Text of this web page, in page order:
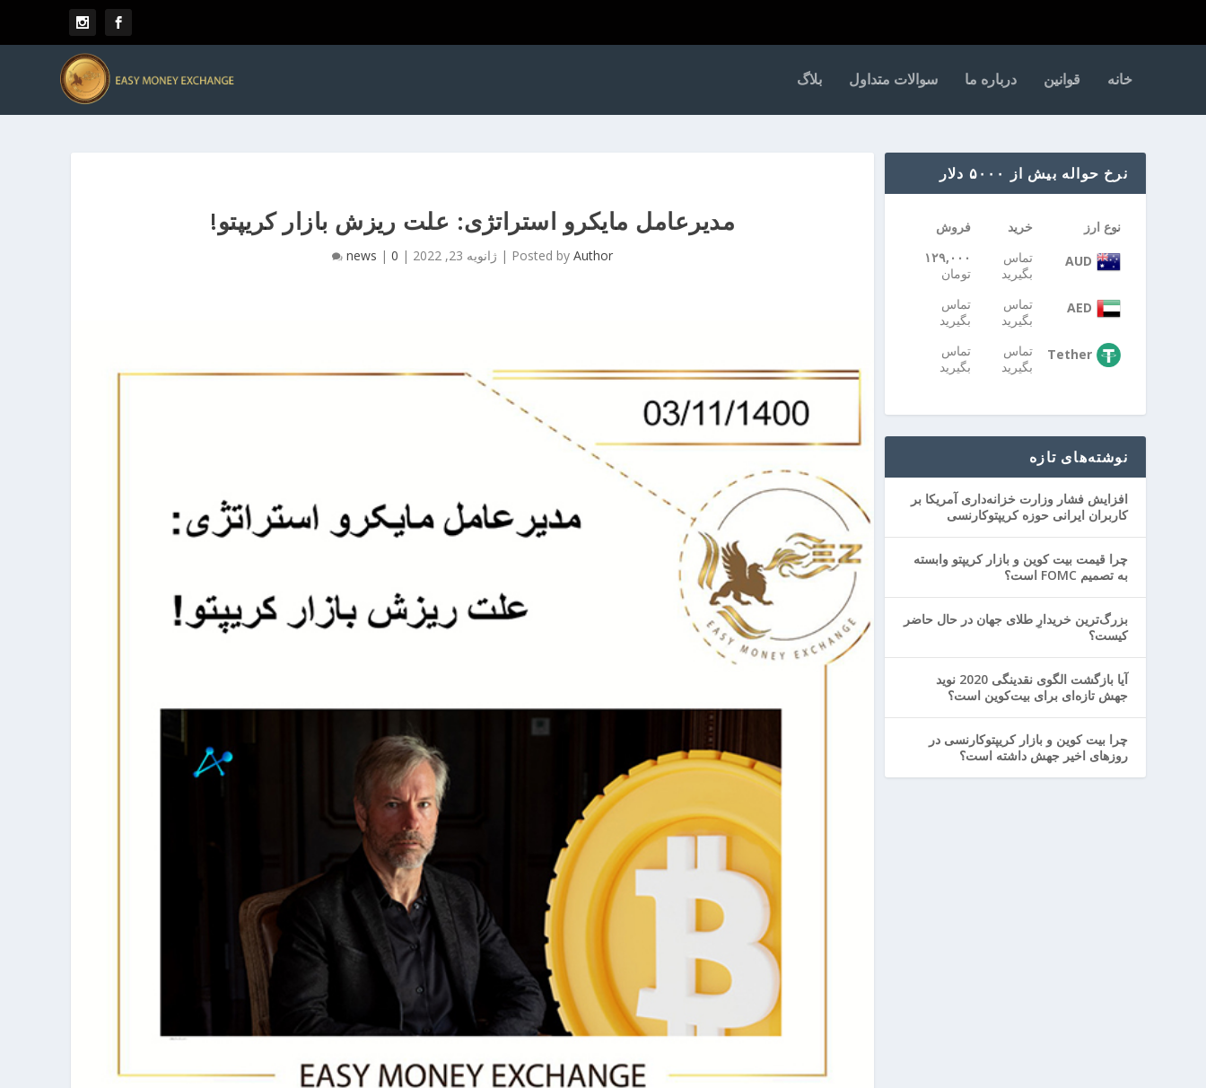
خانه قوانین درباره ما سوالات متداول بلاگ
مدیرعامل مایکرو استراتژی: علت ریزش بازار کریپتو!
Posted byAuthor
| ژانویه 23, 2022 |
news |0
نرخ حواله بیش از ۵۰۰۰ دلار
نوع ارز خرید فروش
AUD
تماس
بگیرید
۱۲۹,۰۰۰
تومان
AED
تماس
بگیرید
تماس
بگیرید
Tether
تماس
بگیرید
تماس
بگیرید
نوشته‌های تازه
افزایش فشار وزارت خزانه‌داری آمریکا بر
کاربران ایرانی حوزه کریپتوکارنسی
چرا قیمت بیت کوین و بازار کریپتو وابسته
به تصمیم FOMC است؟
بزرگ‌ترین خریدارِ طلای جهان در حال حاضر
کیست؟
آیا بازگشت الگوی نقدینگی 2020 نوید
جهش تازه‌ای برای بیت‌کوین است؟
چرا بیت کوین و بازار کریپتوکارنسی در
روزهای اخیر جهش داشته است؟